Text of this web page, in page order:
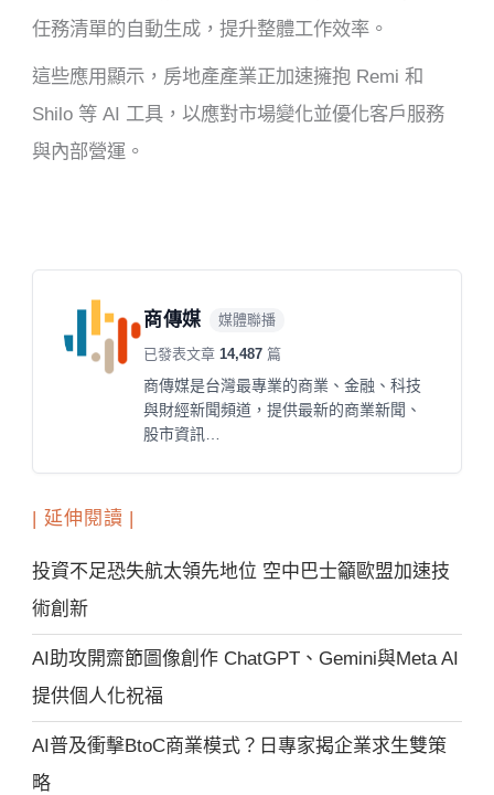
任務清單的自動生成，提升整體工作效率。
這些應用顯示，房地產產業正加速擁抱 Remi 和
Shilo 等 AI 工具，以應對市場變化並優化客戶服務
與內部營運。
商傳媒 媒體聯播
已發表文章14,487 篇
商傳媒是台灣最專業的商業、金融、科技
與財經新聞頻道，提供最新的商業新聞、
股市資訊…
| 延伸閱讀 |
投資不足恐失航太領先地位 空中巴士籲歐盟加速技
術創新
AI助攻開齋節圖像創作 ChatGPT、Gemini與Meta AI
提供個人化祝福
AI普及衝擊BtoC商業模式？日專家揭企業求生雙策
略